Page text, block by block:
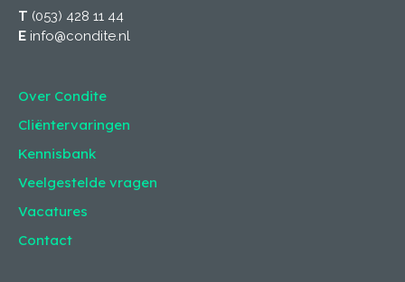
T (053) 428 11 44
E info@condite.nl
Over Condite
Cliëntervaringen
Kennisbank
Veelgestelde vragen
Vacatures
Contact